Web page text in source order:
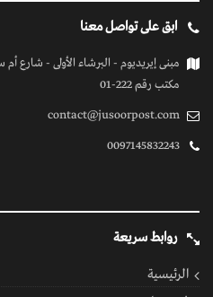
ابق على تواصل معنا
مبنى إيريديوم - البرشاء الأولى - شارع
مكتب رقم 222-01
contact@jusoorpost.com
0097145832243
روابط سريعة
الرئيسية